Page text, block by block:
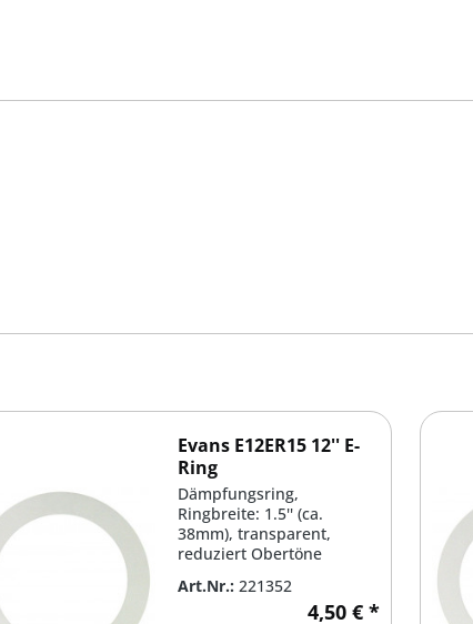
Evans E12ER15 12'' E-
Ring
Dämpfungsring,
Ringbreite: 1.5'' (ca.
38mm), transparent,
reduziert Obertöne
Art.Nr.: 221352
4,50 € *